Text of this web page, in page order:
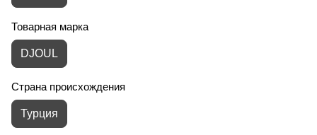
Товарная марка
DJOUL
Страна происхождения
Турция